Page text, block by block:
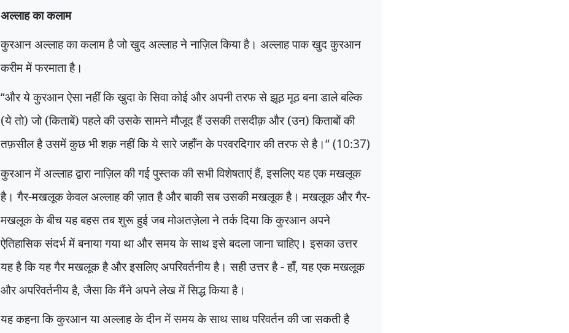
अल्लाह का कलाम
कुरआन अल्लाह का कलाम है जो खुद अल्लाह ने नाज़िल किया है। अल्लाह पाक खुद कुरआन
करीम में फरमाता है।
“और ये कुरआन ऐसा नहीं कि खुदा के सिवा कोई और अपनी तरफ से झूठ मूठ बना डाले बल्कि
(ये तो) जो (किताबें) पहले की उसके सामने मौजूद हैं उसकी तसदीक़ और (उन) किताबों की
तफ़सील है उसमें कुछ भी शक़ नहीं कि ये सारे जहाँन के परवरदिगार की तरफ से है।“(10:37)
कुरआन में अल्लाह द्वारा नाज़िल की गई पुस्तक की सभी विशेषताएं हैं,इसलिए यह एक मखलूक
है। गैर-मखलूक केवल अल्लाह की ज़ात है और बाकी सब उसकी मखलूक है। मखलूक और गैर-
मखलूक के बीच यह बहस तब शुरू हुई जब मोअतज़ेला ने तर्क दिया कि कुरआन अपने
ऐतिहासिक संदर्भ में बनाया गया था और समय के साथ इसे बदला जाना चाहिए। इसका उत्तर
यह है कि यह गैर मखलूक है और इसलिए अपरिवर्तनीय है। सही उत्तर है - हाँ,यह एक मखलूक
और अपरिवर्तनीय है,जैसा कि मैंने अपने लेख में सिद्ध किया है।
यह कहना कि कुरआन या अल्लाह के दीन में समय के साथ साथ परिवर्तन की जा सकती है